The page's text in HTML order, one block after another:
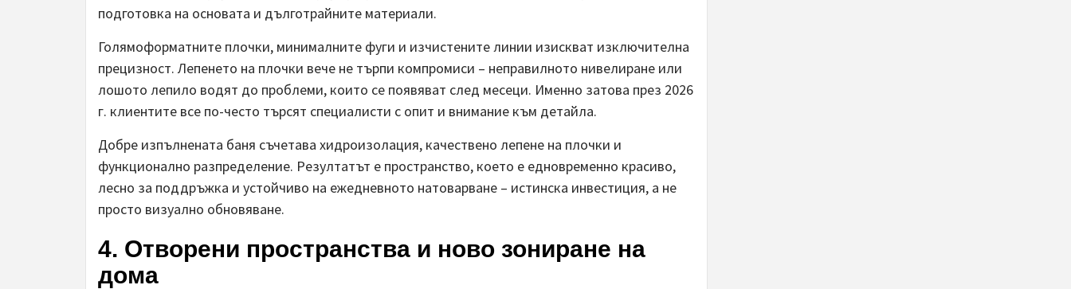
подготовка на основата и дълготрайните материали.
Голямоформатните плочки, минималните фуги и изчистените линии изискват изключителна
прецизност. Лепенето на плочки вече не търпи компромиси – неправилното нивелиране или
лошото лепило водят до проблеми, които се появяват след месеци. Именно затова през 2026
г. клиентите все по-често търсят специалисти с опит и внимание към детайла.
Добре изпълнената баня съчетава хидроизолация, качествено лепене на плочки и
функционално разпределение. Резултатът е пространство, което е едновременно красиво,
лесно за поддръжка и устойчиво на ежедневното натоварване – истинска инвестиция, а не
просто визуално обновяване.
4. Отворени пространства и ново зониране на
дома